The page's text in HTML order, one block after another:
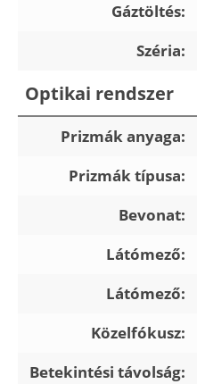
Gáztöltés:
Széria:
Optikai rendszer
Prizmák anyaga:
Prizmák típusa:
Bevonat:
Látómező:
Látómező:
Közelfókusz:
Betekintési távolság: